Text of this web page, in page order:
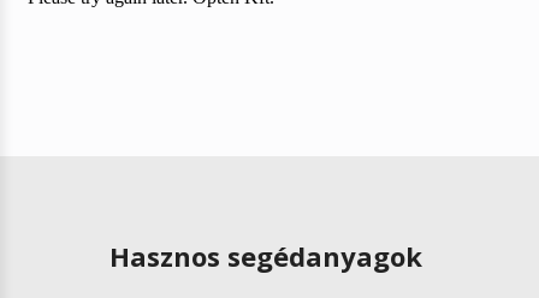
Hasznos segédanyagok